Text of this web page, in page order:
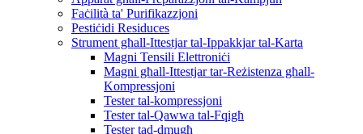
Faċilità ta' Purifikazzjoni
Pestiċidi Residuces
Strument għall-Ittestjar tal-Ippakkjar tal-Karta
Magni Tensili Elettroniċi
Magni għall-Ittestjar tar-Reżistenza għall-
Kompressjoni
Tester tal-kompressjoni
Tester tal-Qawwa tal-Fqigħ
Tester tad-dmugħ